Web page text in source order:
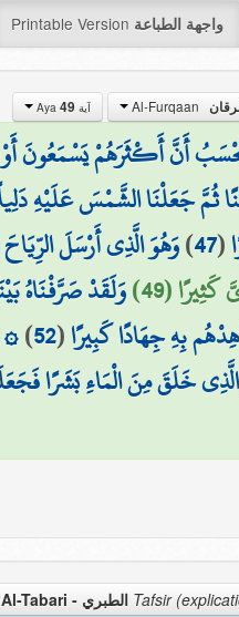
Printable Version واجهة الطباعة
آية Aya 49
أَنَّ أَكْثَرَهُمْ يَسْمَعُونَ أَوْ
ثُمَّ جَعَلْنَا الشَّمْسَ عَلَيْهِ
(
47
)وَهُوَ الَّذِي أَرْسَلَ
(49)
وَلَقَدْ صَرَّفْنَاهُ
بِهِ جِهَادًا كَبِيرًا(
52
)
خَلَقَ مِنَ الْمَاءِ بَشَرًا
الطبري - Al-Tabari